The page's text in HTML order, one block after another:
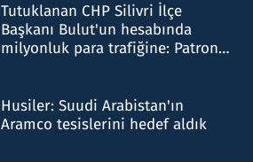
Tutuklanan CHP Silivri İlçe
Başkanı Bulut'un hesabında
milyonluk para trafiğine: Patron
Husiler: Suudi Arabistan'ın
Aramco tesislerini hedef aldık